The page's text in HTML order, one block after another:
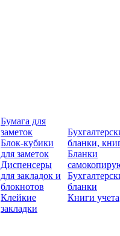
Бумага для
заметок
Блок-кубики
для заметок
Диспенсеры
для закладок и
блокнотов
Клейкие
закладки
бланки,
Бланки
бланки
Книги учета